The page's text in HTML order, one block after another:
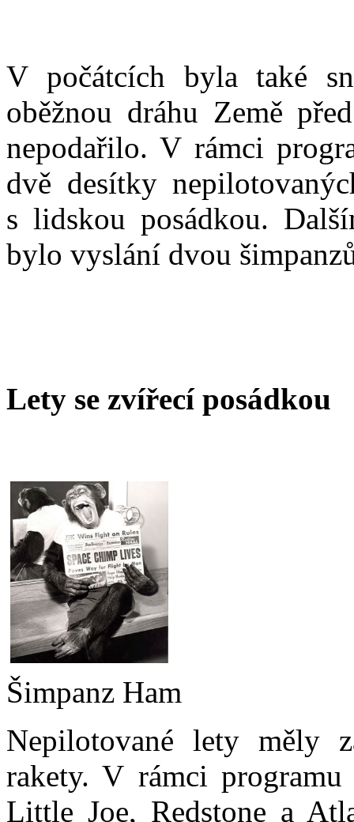
V počátcích byla také
oběžnou dráhu Země
nepodařilo. V rámci
dvě desítky
s lidskou posádkou.
bylo vyslání dvou
Lety se zvířecí posádkou
Šimpanz Ham
Nepilotované lety měly
rakety. V rámci
Little Joe, Redstone a